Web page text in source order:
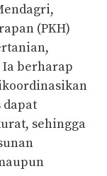
(PKH)
berharap
dapat
sehingga